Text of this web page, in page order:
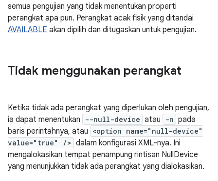
semua pengujian yang tidak menentukan properti
perangkat apa pun. Perangkat acak fisik yang ditandai
AVAILABLE akan dipilih dan ditugaskan untuk pengujian.
Tidak menggunakan perangkat
Ketika tidak ada perangkat yang diperlukan oleh pengujian,
ia dapat menentukan
--null-device atau -n pada
baris perintahnya, atau <option name="null-device"
value="true" /> dalam konfigurasi XML-nya. Ini
mengalokasikan tempat penampung rintisan NullDevice
yang menunjukkan tidak ada perangkat yang dialokasikan.